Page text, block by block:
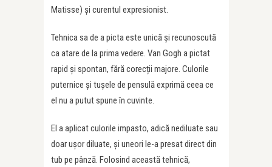
Matisse) și curentul expresionist.
Tehnica sa de a picta este unică și recunoscută
ca atare de la prima vedere. Van Gogh a pictat
rapid și spontan, fără corecții majore. Culorile
puternice și tușele de pensulă exprimă ceea ce
el nu a putut spune în cuvinte.
El a aplicat culorile impasto, adică nediluate sau
doar ușor diluate, și uneori le-a presat direct din
tub pe pânză. Folosind această tehnică,